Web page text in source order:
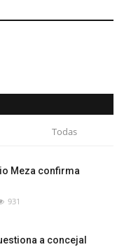
Todas
Meza confirma
931
a concejal